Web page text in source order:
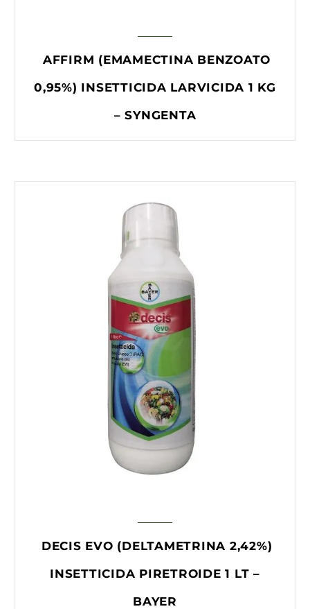
AFFIRM (EMAMECTINA BENZOATO
0,95%) INSETTICIDA LARVICIDA 1 KG
– SYNGENTA
DECIS EVO (DELTAMETRINA 2,42%)
INSETTICIDA PIRETROIDE 1 LT –
BAYER